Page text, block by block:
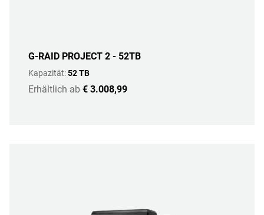
G-RAID PROJECT 2 - 52TB
Kapazität:52 TB
Erhältlich ab € 3.008,99